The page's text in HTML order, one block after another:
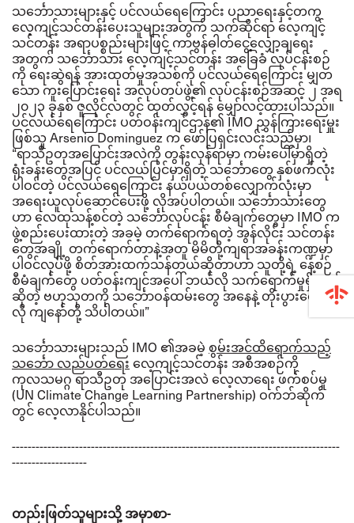
သင်္ဘောသားများနှင့် ပင်လယ်ရေကြောင်း ပညာရေးနှင့်တကွ
လေ့ကျင့်သင်တန်းပေးသူများအတွက် သက်ဆိုင်ရာ လေ့ကျင့်
သင်တန်း အရာပစ္စည်းများဖြင့် ကာဗွန်ဓါတ်ငွေ့လျှော့ချရေး
အတွက် သင်္ဘောသား လေ့ကျင့်သင်တန်း အခြေခံ လုပ်ငန်းစဉ်
ကို ရေးဆွဲရန် အားထုတ်မှုအသစ်ကို ပင်လယ်ရေကြောင်း မျှတ
သော ကူးပြောင်းရေး အလုပ်တပ်ဖွဲ့၏ လုပ်ငန်းစဉ်အဆင့် ၂ အရ
၂၀၂၃ ခုနှစ် ဇူလိုင်လတွင် ထုတ်လွှင့်ရန် မျှော်လင့်ထားပါသည်။
ပင်လယ်ရေကြောင်း ပတ်ဝန်းကျင်ဌာန၏IMO ညွှန်ကြားရေးမှူး
ဖြစ်သူ Arsenio Dominguez က ဖော်ပြရှင်းလင်းသည်မှာ၊
“ရာသီဥတုအပြောင်းအလဲကို တွန်းလှန်ရာမှာ ကမ်းပေါ်မှာရှိတဲ့
ရုံးခန်းတွေအပြင် ပင်လယ်ပြင်မှာရှိတဲ့ သင်္ဘောတွေ နှစ်ဖက်လုံး
ပါဝင်တဲ့ ပင်လယ်ရေကြောင်း နယ်ပယ်တစ်လျှောက်လုံးမှာ
အရေးယူလုပ်ဆောင်ပေးဖို့ လိုအပ်ပါတယ်။ သင်္ဘောသားတွေ
ဟာ လေထုသန့်စင်တဲ့ သင်္ဘောလုပ်ငန်း စီမံချက်တွေမှာ IMO က
ဖွဲ့စည်းပေးထားတဲ့ အခမဲ့ တက်ရောက်ရတဲ့ အွန်လိုင်း သင်တန်း
တွေအချို့ တက်ရောက်တာနဲ့အတူ မိမိတို့ကျရာအခန်းကဏ္ဍမှာ
ပါဝင်လုပ်ဖို့ စိတ်အားထက်သန်တယ်ဆိုတာဟာ သူတို့ရဲ့ နေ့စဉ်
စီမံချက်တွေ ပတ်ဝန်းကျင်အပေါ် ဘယ်လို သက်ရောက်မှုရှိတယ်
ဆိုတဲ့ ဗဟုသုတကို သင်္ဘောဝန်ထမ်းတွေ အနေနဲ့ တိုးပွားစေမယ်
လို ကျနော်တို့ သိပါတယ်။”
သင်္ဘောသားများသည် IMO ၏အခမဲ့ စွမ်းအင်ထိရောက်သည့်
သင်္ဘော လည်ပတ်ရေး လေ့ကျင့်သင်တန်း အစီအစဉ်ကို
ကုလသမဂ္ဂ ရာသီဥတု အပြောင်းအလဲ လေ့လာရေး ဖက်စပ်မှု
(UN Climate Change Learning Partnership) ဝက်ဘ်ဆိုက်
တွင် လေ့လာနိုင်ပါသည်။
-----------------------------------------------------------------------------------
-------------------
တည်းဖြတ်သူများသို့ အမှာစာ-